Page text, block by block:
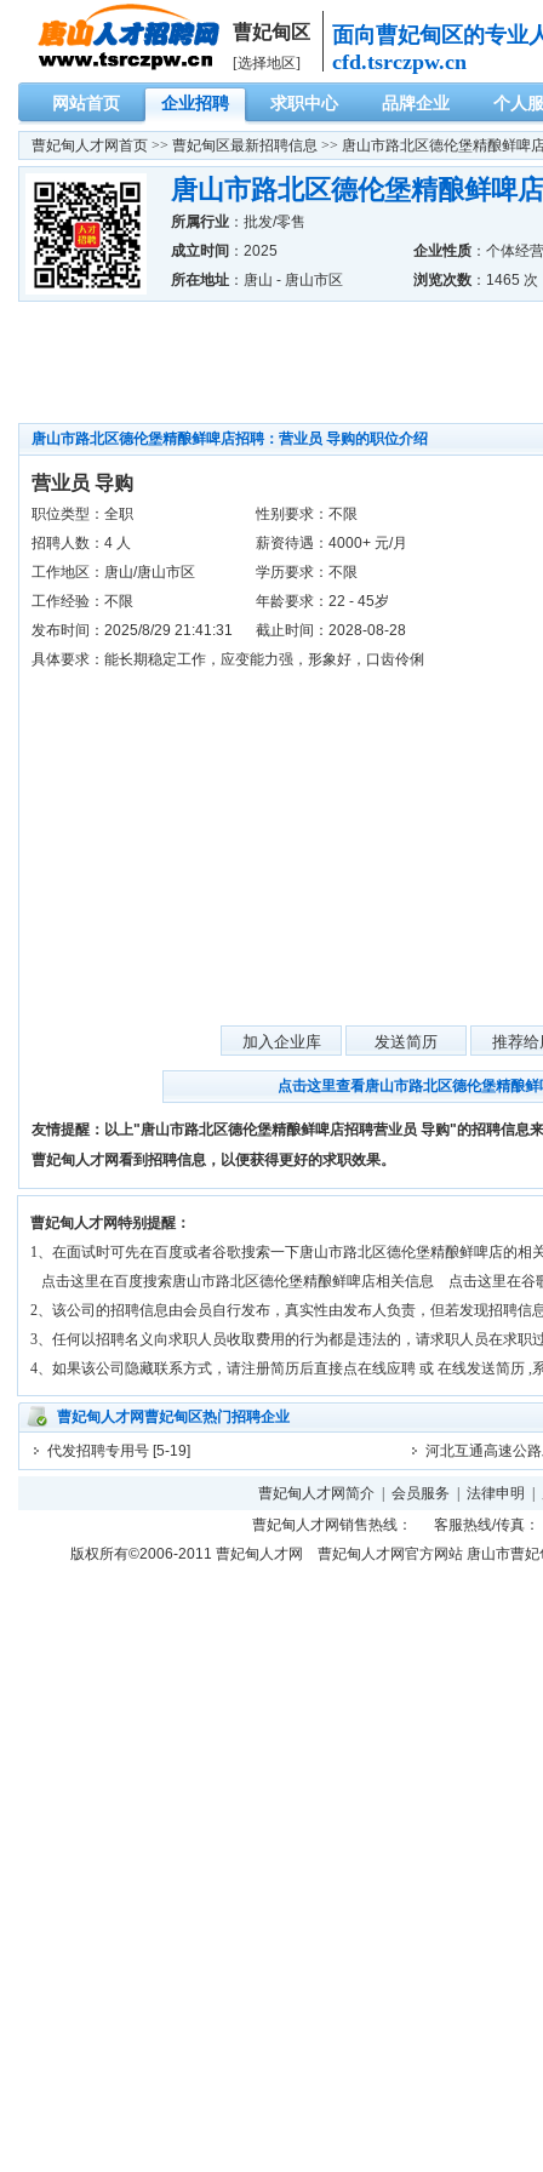
曹妃甸区
[选择地区]
面向曹妃甸区的专业
cfd.tsrczpw.cn
网站首页 企业招聘 求职中心 品牌企业 个人
曹妃甸人才网首页 >> 曹妃甸区最新招聘信息 >> 唐山市路北区德伦堡精酿鲜啤
唐山市路北区德伦堡精酿鲜啤
所属行业 ： 批发/零售
成立时间 ：2025 企业性质 ：个体经营
所在地址 ：唐山 - 唐山市区 浏览次数 ：1465 次
唐山市路北区德伦堡精酿鲜啤店招聘：营业员 导购的职位介绍
营业员 导购
职位类型：全职
性别要求：不限
招聘人数：4 人
薪资待遇：4000+ 元/月
工作地区：唐山/唐山市区
学历要求：不限
工作经验：不限
年龄要求：22 - 45岁
发布时间：2025/8/29 21:41:31
截止时间：2028-08-28
具体要求：能长期稳定工作，应变能力强，形象好，口齿伶俐
点击这里查看唐山市路北区德伦堡精酿
友情提醒：以上"唐山市路北区德伦堡精酿鲜啤店招聘营业员 导购"的招聘信息
曹妃甸人才网看到招聘信息，以便获得更好的求职效果。
曹妃甸人才网特别提醒：
1、在面试时可先在百度或者谷歌搜索一下唐山市路北区德伦堡精酿鲜啤店的
点击这里在百度搜索唐山市路北区德伦堡精酿鲜啤店相关信息
点击这里在谷
2、该公司的招聘信息由会员自行发布，真实性由发布人负责，但若发现招聘
3、任何以招聘名义向求职人员收取费用的行为都是违法的，请求职人员在求
4、如果该公司隐藏联系方式，请注册简历后直接点在线应聘 或 在线发送简历 ,
曹妃甸人才网曹妃甸区热门招聘企业
代发招聘专用号 [5-19] 河北互通高速公
曹妃甸人才网简介 会员服务 法律申明
曹妃甸人才网销售热线： 客服热线/传真
版权所有©2006-2011 曹妃甸人才网 曹妃甸人才网官方网站 唐山市曹